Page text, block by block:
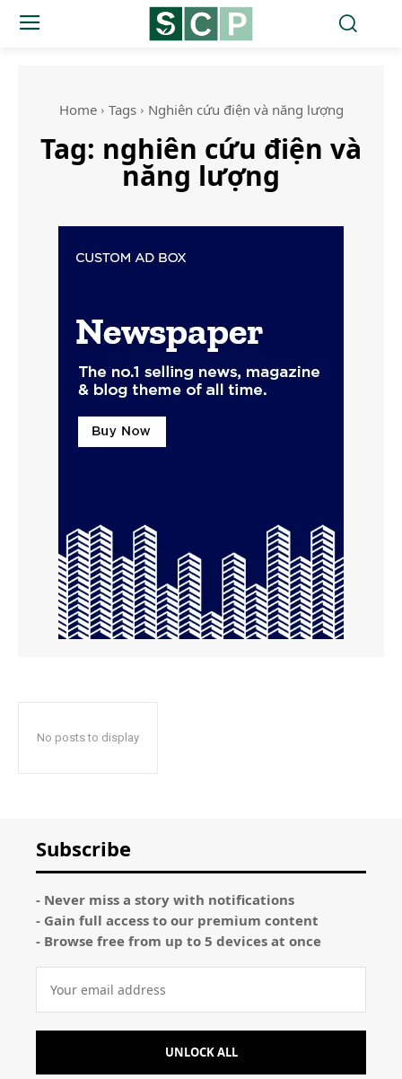
Home Tags Nghiên cứu điện và năng lượng
Tag: nghiên cứu điện và
năng lượng
No posts to display
Subscribe
- Never miss a story with notifications
- Gain full access to our premium content
- Browse free from up to 5 devices at once
UNLOCK ALL